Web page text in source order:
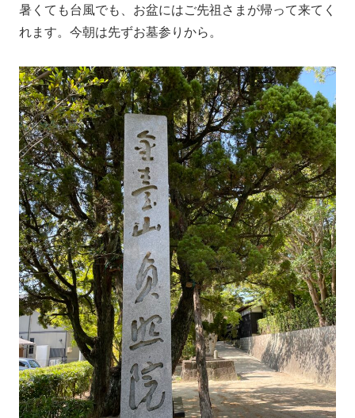
暑くても台風でも、お盆にはご先祖さまが帰って来てく
れます。今朝は先ずお墓参りから。